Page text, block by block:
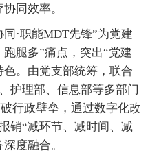
同效率。
·职能MDT先锋”为党建
腿多”痛点，突出“党建
。由党支部统筹，联合
护理部、信息部等多部门
行政壁垒，通过数字化改
销“减环节、减时间、减
度融合。